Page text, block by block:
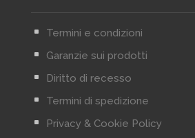
^ Termini e condizioni
^ Garanzie sui prodotti
^ Diritto di recesso
^ Termini di spedizione
^ Privacy & Cookie Policy